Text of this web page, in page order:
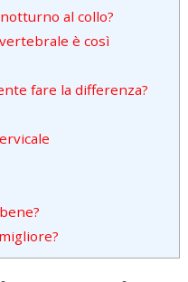
al collo?
è così
fare la differenza?